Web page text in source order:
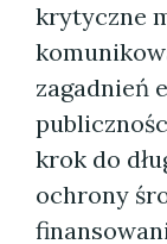
krytyczne
zagadnień
krok do
ochrony